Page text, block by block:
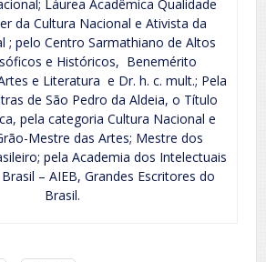
Láurea Acadêmica Qualidade
da Cultura Nacional e Ativista da
; pelo Centro Sarmathiano de Altos
e Históricos, Benemérito
e Literatura e Dr. h. c. mult.; Pela
de São Pedro da Aldeia, o Título
pela categoria Cultura Nacional e
Mestre das Artes; Mestre dos
pela Academia dos Intelectuais
– AIEB, Grandes Escritores do
Brasil.